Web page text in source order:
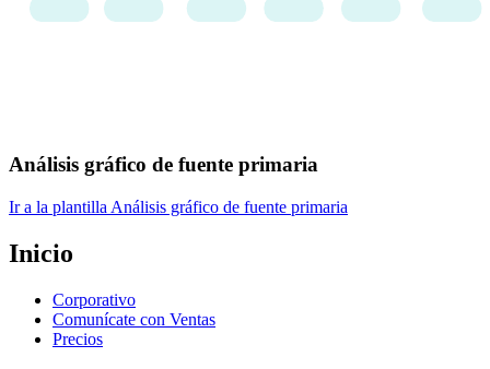
Análisis gráfico de fuente primaria
Ir a la plantilla Análisis gráfico de fuente primaria
Inicio
Corporativo
Comunícate con Ventas
Precios